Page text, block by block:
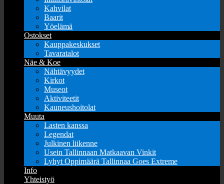
Kahvilat
Baarit
Yöelämä
Ostokset
Kauppakeskukset
Tavaratalot
Näe & Koe
Nähtävyydet
Kirkot
Museot
Aktiviteetit
Kauneushoitolat
Muuta
Lasten kanssa
Legendat
Julkinen liikenne
Usein Tallinnaan Matkaavan Vinkit
Lyhyt Oppimäärä Tallinnaa Goes Extreme
Info
Yhteistyö